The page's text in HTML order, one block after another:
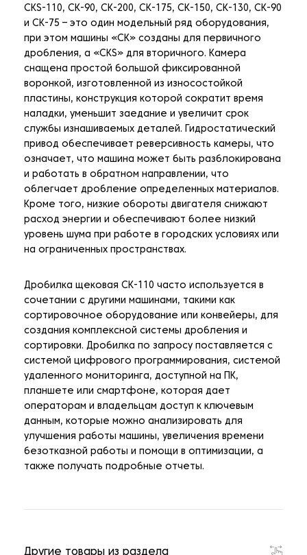
CKS-110, CK-90, CK-200, CK-175, CK-150, CK-130, CK-90
и CK-75 – это один модельный ряд оборудования,
при этом машины «CK» созданы для первичного
дробления, а «CKS» для вторичного. Камера
снащена простой большой фиксированной
воронкой, изготовленной из износостойкой
пластины, конструкция которой сократит время
наладки, уменьшит заедание и увеличит срок
службы изнашиваемых деталей. Гидростатический
привод обеспечивает реверсивность камеры, что
означает, что машина может быть разблокирована
и работать в обратном направлении, что
облегчает дробление определенных материалов.
Кроме того, низкие обороты двигателя снижают
расход энергии и обеспечивают более низкий
уровень шума при работе в городских условиях или
на ограниченных пространствах.
Дробилка щековая CK-110 часто используется в
сочетании с другими машинами, такими как
сортировочное оборудование или конвейеры, для
создания комплексной системы дробления и
сортировки. Дробилка по запросу поставляется с
системой цифрового программирования, системой
удаленного мониторинга, доступной на ПК,
планшете или смартфоне, которая дает
операторам и владельцам доступ к ключевым
данным, которые можно анализировать для
улучшения работы машины, увеличения времени
безотказной работы и помощи в оптимизации, а
также получать подробные отчеты.
Другие товары из раздела